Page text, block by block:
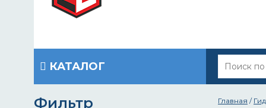
КАТАЛОГ
Фильтр Главная /